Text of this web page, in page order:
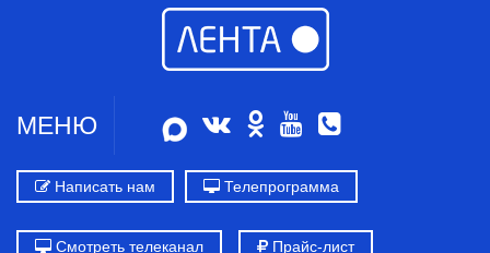
МЕНЮ
Написать нам Телепрограмма
Смотреть телеканал Прайс-лист